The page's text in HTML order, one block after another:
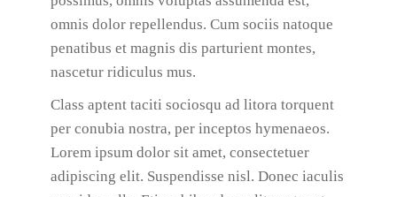
omnis dolor repellendus. Cum sociis natoque
penatibus et magnis dis parturient montes,
nascetur ridiculus mus.
Class aptent taciti sociosqu ad litora torquent
per conubia nostra, per inceptos hymenaeos.
Lorem ipsum dolor sit amet, consectetuer
adipiscing elit. Suspendisse nisl. Donec iaculis